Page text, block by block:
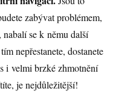
zabývat problémem,
se k němu další
nepřestanete, dostanete
i velmi brzké zhmotnění
je nejdůležitější!